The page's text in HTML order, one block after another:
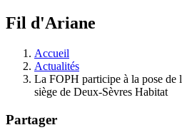
Fil d'Ariane
Accueil
Actualités
La FOPH participe à la pose de
siège de Deux-Sèvres Habitat
Partager